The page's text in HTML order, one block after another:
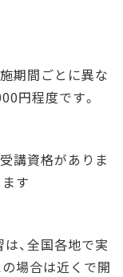
期間ごとに異な
円程度です。
講資格がありま
す
、全国各地で実
場合は近くで開